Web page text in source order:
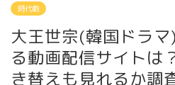
時代劇
大王世宗(韓国ドラ
る動画配信サイトは
き替えも見れるか調